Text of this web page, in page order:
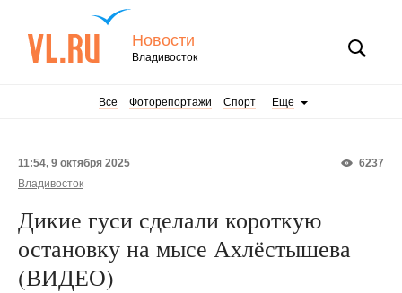
Новости
Владивосток
Все Фоторепортажи Спорт Еще
6237
11:54, 9 октября 2025
Владивосток
Дикие гуси сделали короткую
остановку на мысе Ахлёстышева
(ВИДЕО)